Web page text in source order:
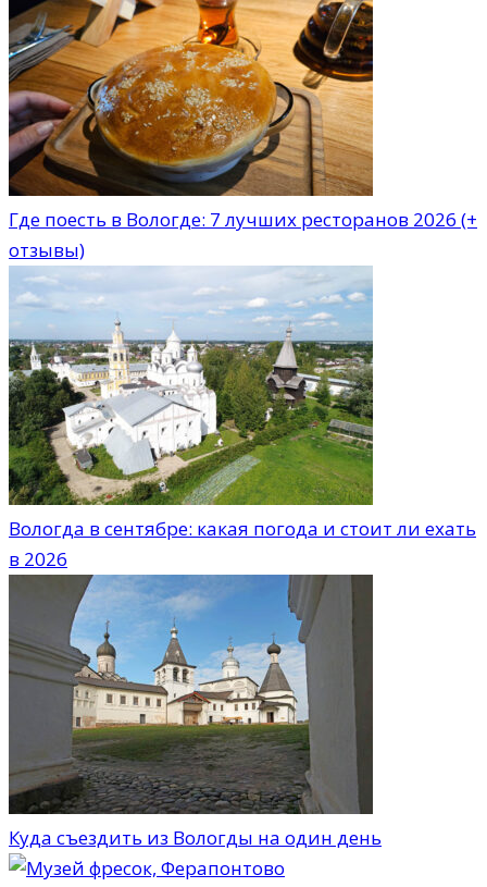
Где поесть в Вологде: 7 лучших ресторанов 2026 (+
отзывы)
Вологда в сентябре: какая погода и стоит ли ехать
в 2026
Куда съездить из Вологды на один день